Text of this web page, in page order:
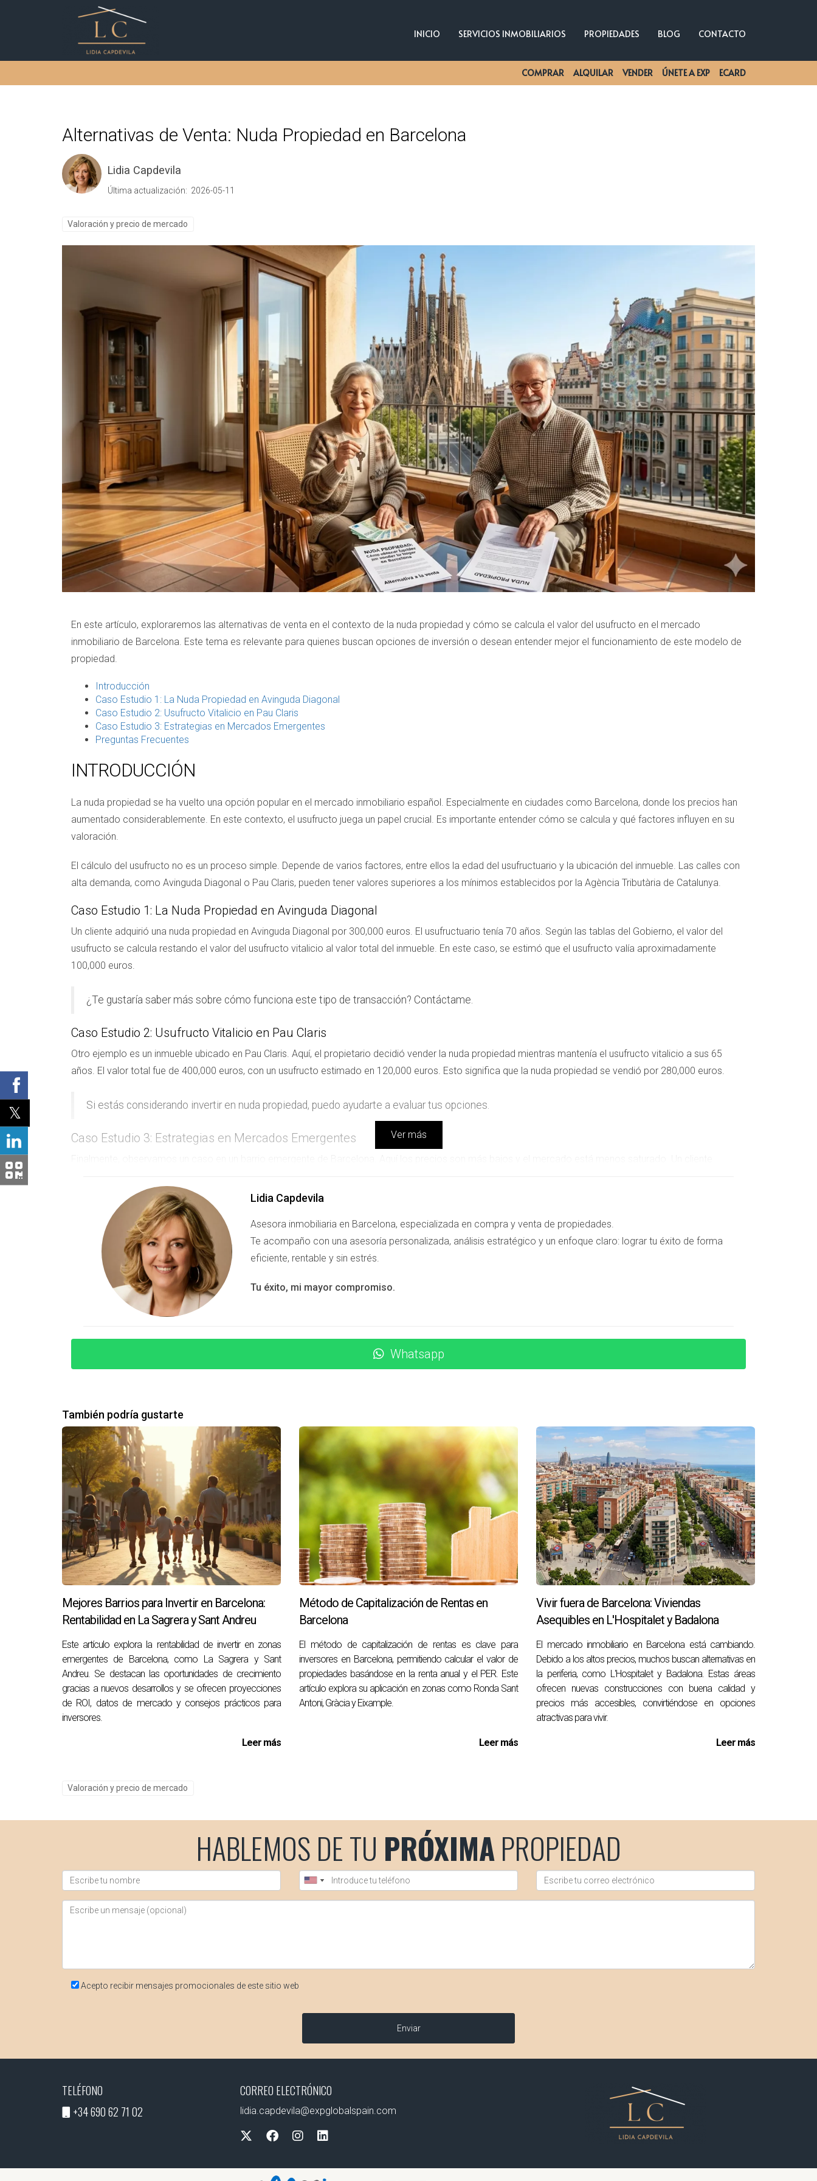
INICIO SERVICIOS INMOBILIARIOS PROPIEDADES BLOG CONTACTO
COMPRAR ALQUILAR VENDER ÚNETE A EXP ECARD
Alternativas de Venta: Nuda Propiedad en Barcelona
Lidia Capdevila
Última actualización: 2026-05-11
Valoración y precio de mercado
En este artículo, exploraremos las alternativas de venta en el contexto de la nuda propiedad y cómo se calcula el valor del usufructo en el mercado
inmobiliario de Barcelona. Este tema es relevante para quienes buscan opciones de inversión o desean entender mejor el funcionamiento de este modelo de
propiedad.
Introducción
Caso Estudio 1: La Nuda Propiedad en Avinguda Diagonal
Caso Estudio 2: Usufructo Vitalicio en Pau Claris
Caso Estudio 3: Estrategias en Mercados Emergentes
Preguntas Frecuentes
INTRODUCCIÓN
La nuda propiedad se ha vuelto una opción popular en el mercado inmobiliario español. Especialmente en ciudades como Barcelona, donde los precios han
aumentado considerablemente. En este contexto, el usufructo juega un papel crucial. Es importante entender cómo se calcula y qué factores influyen en su
valoración.
El cálculo del usufructo no es un proceso simple. Depende de varios factores, entre ellos la edad del usufructuario y la ubicación del inmueble. Las calles con
alta demanda, como Avinguda Diagonal o Pau Claris, pueden tener valores superiores a los mínimos establecidos por la Agència Tributària de Catalunya.
Caso Estudio 1: La Nuda Propiedad en Avinguda Diagonal
Un cliente adquirió una nuda propiedad en Avinguda Diagonal por 300,000 euros. El usufructuario tenía 70 años. Según las tablas del Gobierno, el valor del
usufructo se calcula restando el valor del usufructo vitalicio al valor total del inmueble. En este caso, se estimó que el usufructo valía aproximadamente
100,000 euros.
¿Te gustaría saber más sobre cómo funciona este tipo de transacción? Contáctame.
Caso Estudio 2: Usufructo Vitalicio en Pau Claris
Otro ejemplo es un inmueble ubicado en Pau Claris. Aquí, el propietario decidió vender la nuda propiedad mientras mantenía el usufructo vitalicio a sus 65
años. El valor total fue de 400,000 euros, con un usufructo estimado en 120,000 euros. Esto significa que la nuda propiedad se vendió por 280,000 euros.
Si estás considerando invertir en nuda propiedad, puedo ayudarte a evaluar tus opciones.
Caso Estudio 3: Estrategias en Mercados Emergentes
a un costo menor y con un potencial de revalorización.
No dudes en preguntarme sobre las oportunidades disponibles actualmente en tu zona.
PREGUNTAS FRECUENTES
¿Qué es la nuda propiedad?
La nuda propiedad es una forma de adquirir un bien inmueble donde se separa el usufructo del dominio pleno. El comprador adquiere la propiedad pero no
¿Es una buena inversión comprar nuda propiedad?
Puede ser una buena inversión si se considera la ubicación y las condiciones del mercado. En áreas con alta demanda, la revalorización puede ser
significativa a largo plazo.
¿Qué riesgos existen al invertir en nuda propiedad?
Los riesgos incluyen cambios en la legislación fiscal o económica que pueden afectar el valor del inmueble o la capacidad de venta futura.
¿Cómo puedo obtener más información sobre nuda propiedad?
Puedes contactarme directamente para discutir tus preguntas o necesidades específicas sobre inversiones en nuda propiedad.
ponerte en contacto conmigo al +34690627102 para obtener asesoramiento personalizado.
Ver más
Lidia Capdevila
Asesora inmobiliaria en Barcelona, especializada en compra y venta de propiedades.
Te acompaño con una asesoría personalizada, análisis estratégico y un enfoque claro: lograr tu éxito de forma
eficiente, rentable y sin estrés.
Tu éxito, mi mayor compromiso.
Whatsapp
También podría gustarte
Mejores Barrios para Invertir en Barcelona:
Rentabilidad en La Sagrera y Sant Andreu
Este artículo explora la rentabilidad de invertir en zonas
emergentes de Barcelona, como La Sagrera y Sant
Andreu. Se destacan las oportunidades de crecimiento
gracias a nuevos desarrollos y se ofrecen proyecciones
de ROI, datos de mercado y consejos prácticos para
inversores.
Leer más
Método de Capitalización de Rentas en
Barcelona
El método de capitalización de rentas es clave para
inversores en Barcelona, permitiendo calcular el valor de
propiedades basándose en la renta anual y el PER. Este
artículo explora su aplicación en zonas como Ronda Sant
Antoni, Gràcia y Eixample.
Leer más
Vivir fuera de Barcelona: Viviendas
Asequibles en L'Hospitalet y Badalona
El mercado inmobiliario en Barcelona está cambiando.
Debido a los altos precios, muchos buscan alternativas en
la periferia, como L'Hospitalet y Badalona. Estas áreas
ofrecen nuevas construcciones con buena calidad y
precios más accesibles, convirtiéndose en opciones
atractivas para vivir.
Leer más
Valoración y precio de mercado
HABLEMOS DE TU PRÓXIMAPROPIEDAD
Acepto recibir mensajes promocionales de este sitio web
Enviar
TELÉFONO
+34 690 62 71 02
CORREO ELECTRÓNICO
lidia.capdevila@expglobalspain.com